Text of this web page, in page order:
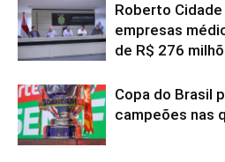
Roberto
empresas
de R$ 276
Copa do Brasil
campeões nas